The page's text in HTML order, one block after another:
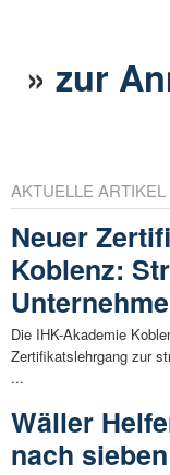
»zur
AKTUELLE
Neuer
Koblenz:
Die IHK-Akademie
Zertifikatslehrgang zur
...
Wäller
nach